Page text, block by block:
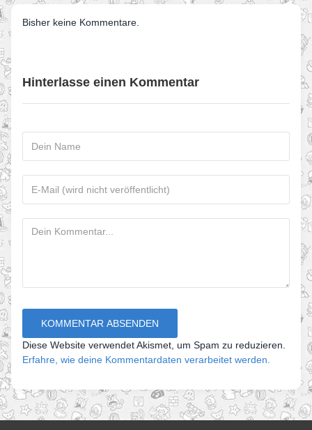
Bisher keine Kommentare.
Hinterlasse einen Kommentar
Diese Website verwendet Akismet, um Spam zu reduzieren.
Erfahre, wie deine Kommentardaten verarbeitet werden.